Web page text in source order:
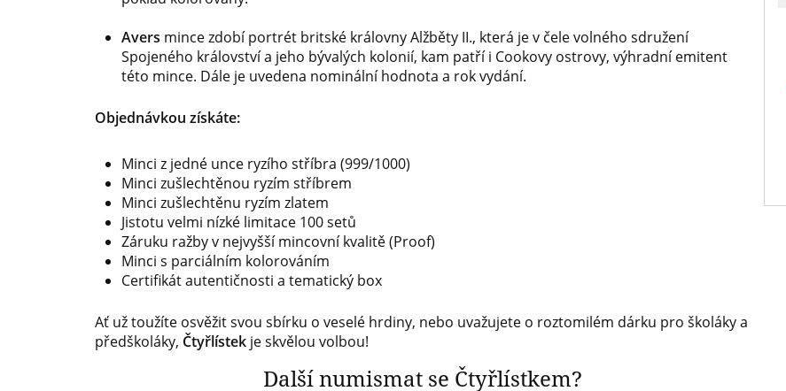
Avers mince zdobí portrét britské královny Alžběty II., která je v čele volného sdružení
Spojeného království a jeho bývalých kolonií, kam patří i Cookovy ostrovy, výhradní emitent
této mince. Dále je uvedena nominální hodnota a rok vydání.
Objednávkou získáte:
Minci z jedné unce ryzího stříbra (999/1000)
Minci zušlechtěnou ryzím stříbrem
Minci zušlechtěnu ryzím zlatem
Jistotu velmi nízké limitace 100 setů
Záruku ražby v nejvyšší mincovní kvalitě (Proof)
Minci s parciálním kolorováním
Certifikát autentičnosti a tematický box
Ať už toužíte osvěžit svou sbírku o veselé hrdiny, nebo uvažujete o roztomilém dárku pro školáky a
předškoláky, Čtyřlístek je skvělou volbou!
Další numismat se Čtyřlístkem?